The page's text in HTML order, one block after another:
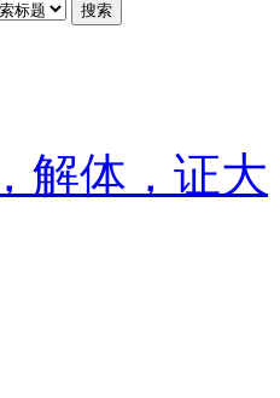
搜索
解体，证大